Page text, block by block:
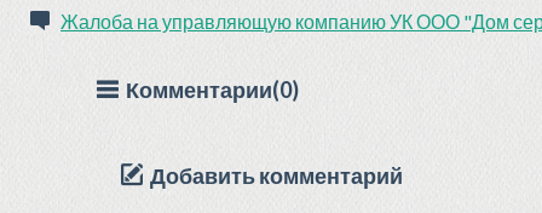
Жалоба на управляющую компанию УК ООО "Дом
Комментарии(0)
Добавить комментарий